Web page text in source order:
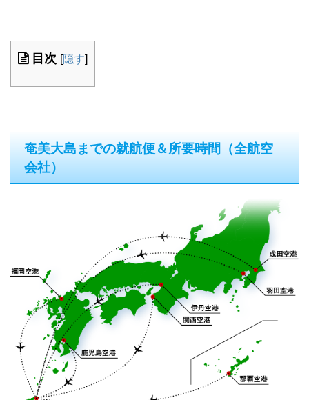
目次 [隠す]
奄美大島までの就航便＆所要時間（全航空
会社）